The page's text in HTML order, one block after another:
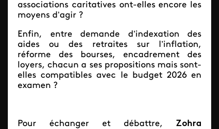
associations caritatives ont-elles encore les
moyens d’agir ?
Enfin, entre demande d’indexation des
aides ou des retraites sur l’inflation,
réforme des bourses, encadrement des
loyers, chacun a ses propositions mais sont-
elles compatibles avec le budget 2026 en
examen ?
Pour échanger et débattre, Zohra